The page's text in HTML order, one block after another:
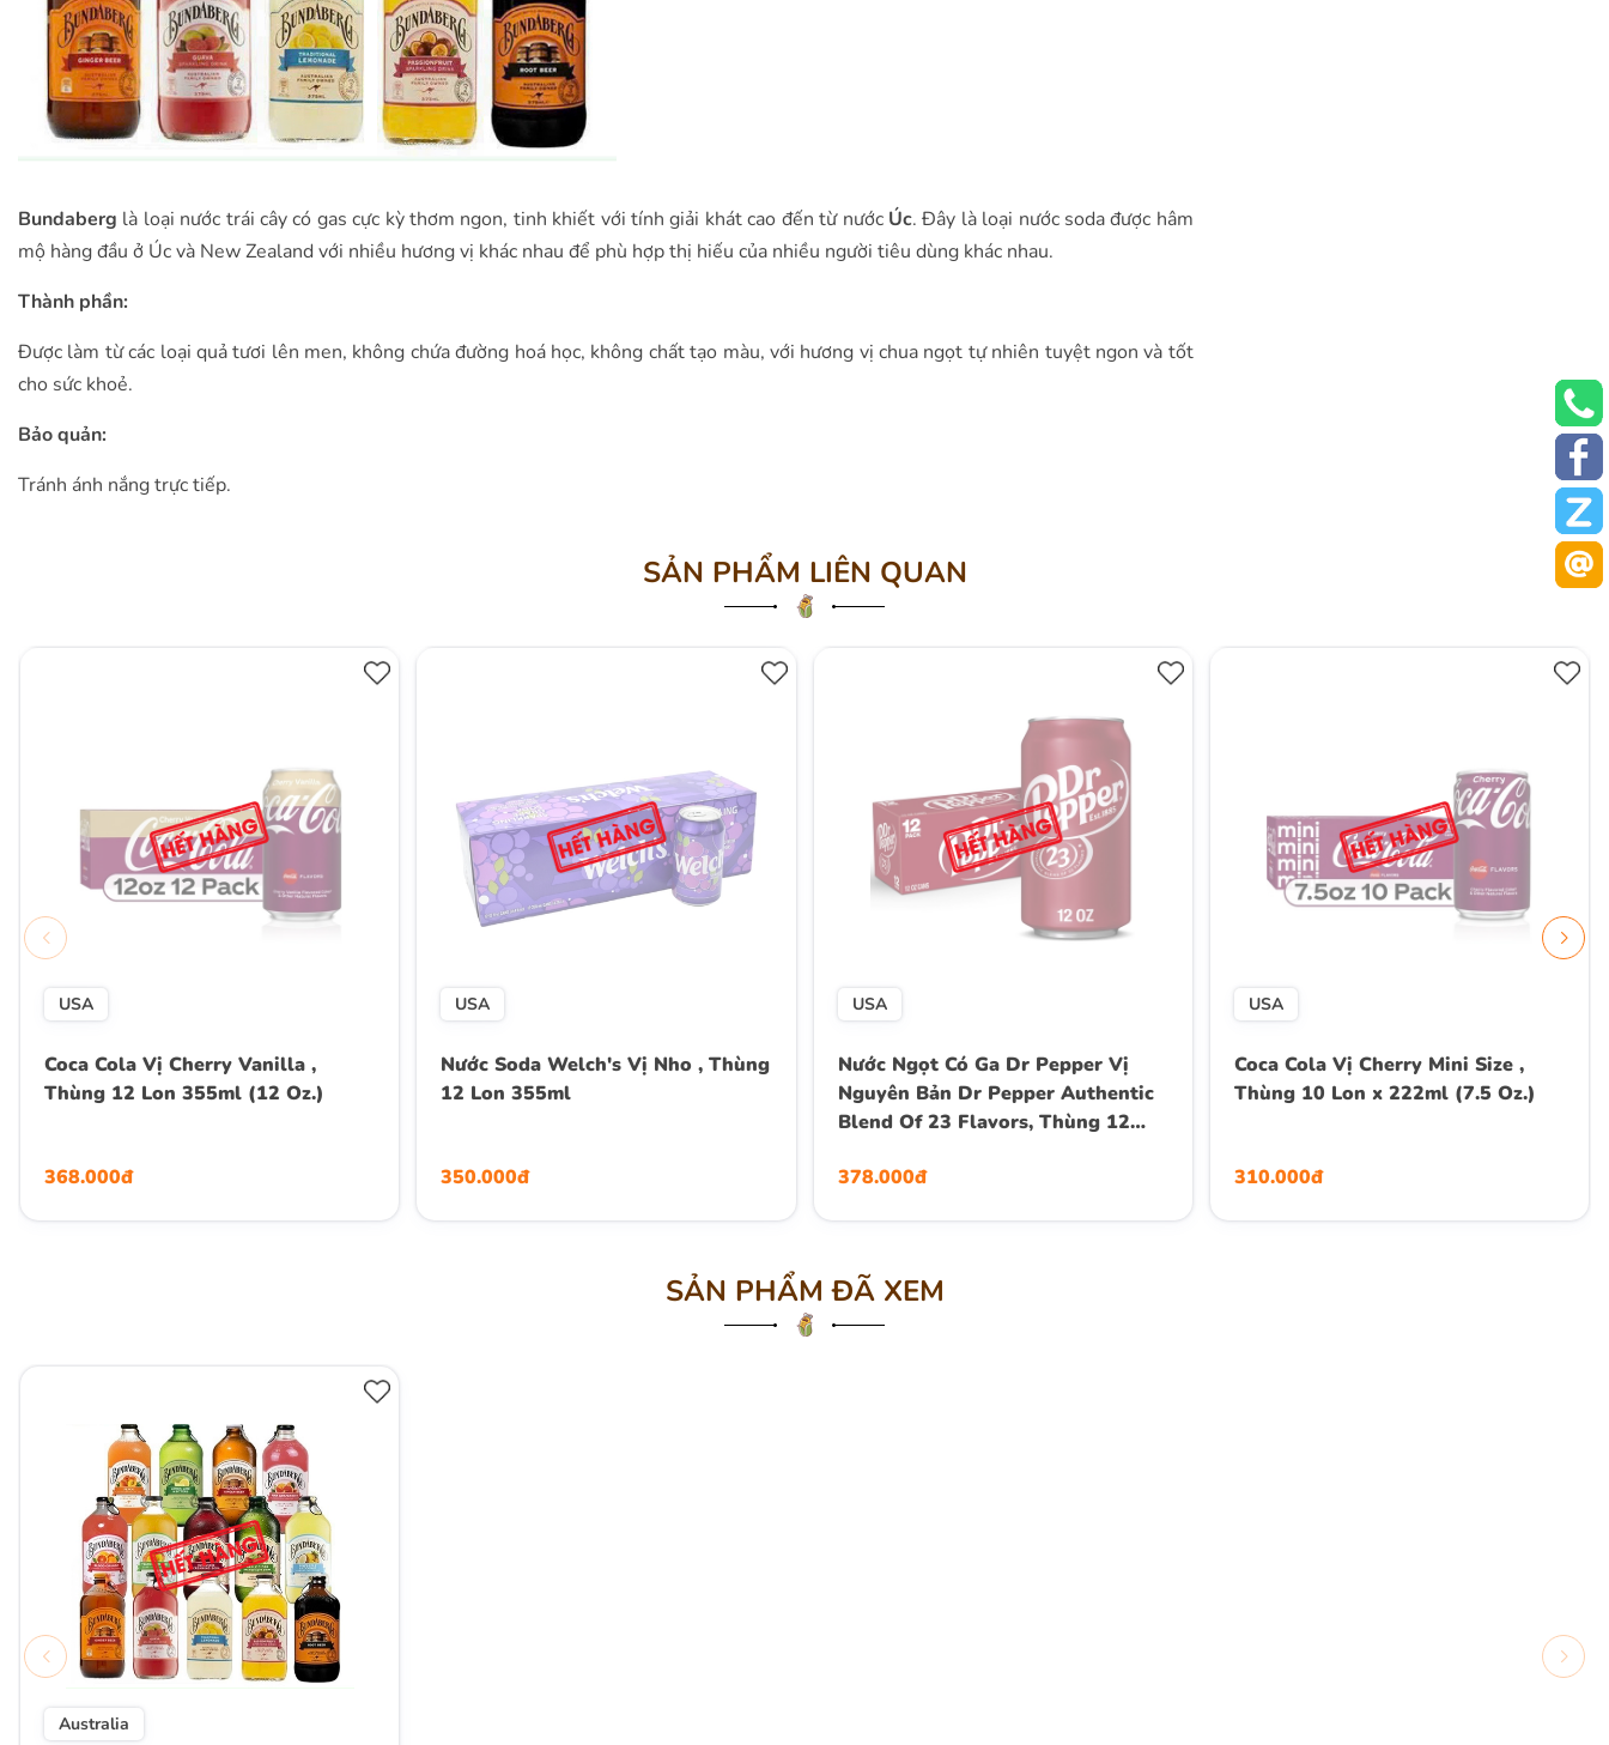
Bundaberg là loại nước trái cây có gas cực kỳ thơm ngon, tinh khiết với tính giải khát cao đến từ nước Úc. Đây là loại nước soda được hâm
mộ hàng đầu ở Úc và New Zealand với nhiều hương vị khác nhau để phù hợp thị hiếu của nhiều người tiêu dùng khác nhau.
Thành phần:
Được làm từ các loại quả tươi lên men, không chứa đường hoá học, không chất tạo màu, với hương vị chua ngọt tự nhiên tuyệt ngon và tốt
cho sức khoẻ.
Bảo quản:
Tránh ánh nắng trực tiếp.
SẢN PHẨM LIÊN QUAN
USA
Coca Cola Vị Cherry Vanilla ,
Thùng 12 Lon 355ml (12 Oz.)
368.000đ
USA
Nước Soda Welch's Vị Nho , Thùng
12 Lon 355ml
350.000đ
USA
Nước Ngọt Có Ga Dr Pepper Vị
Nguyên Bản Dr Pepper Authentic
Blend Of 23 Flavors, Thùng 12
378.000đ
USA
Coca Cola Vị Cherry Mini Size ,
Thùng 10 Lon x 222ml (7.5 Oz.)
310.000đ
SẢN PHẨM ĐÃ XEM
Australia